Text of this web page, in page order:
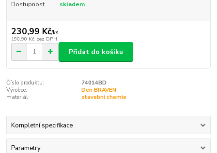
Dostupnost skladem
230,99 Kč/ks
190,90 Kč bez DPH
Přidat do košíku
Číslo produktu:
74014BD
Výrobce:
Den BRAVEN
materiál:
stavební chemie
Kompletní specifikace
Parametry